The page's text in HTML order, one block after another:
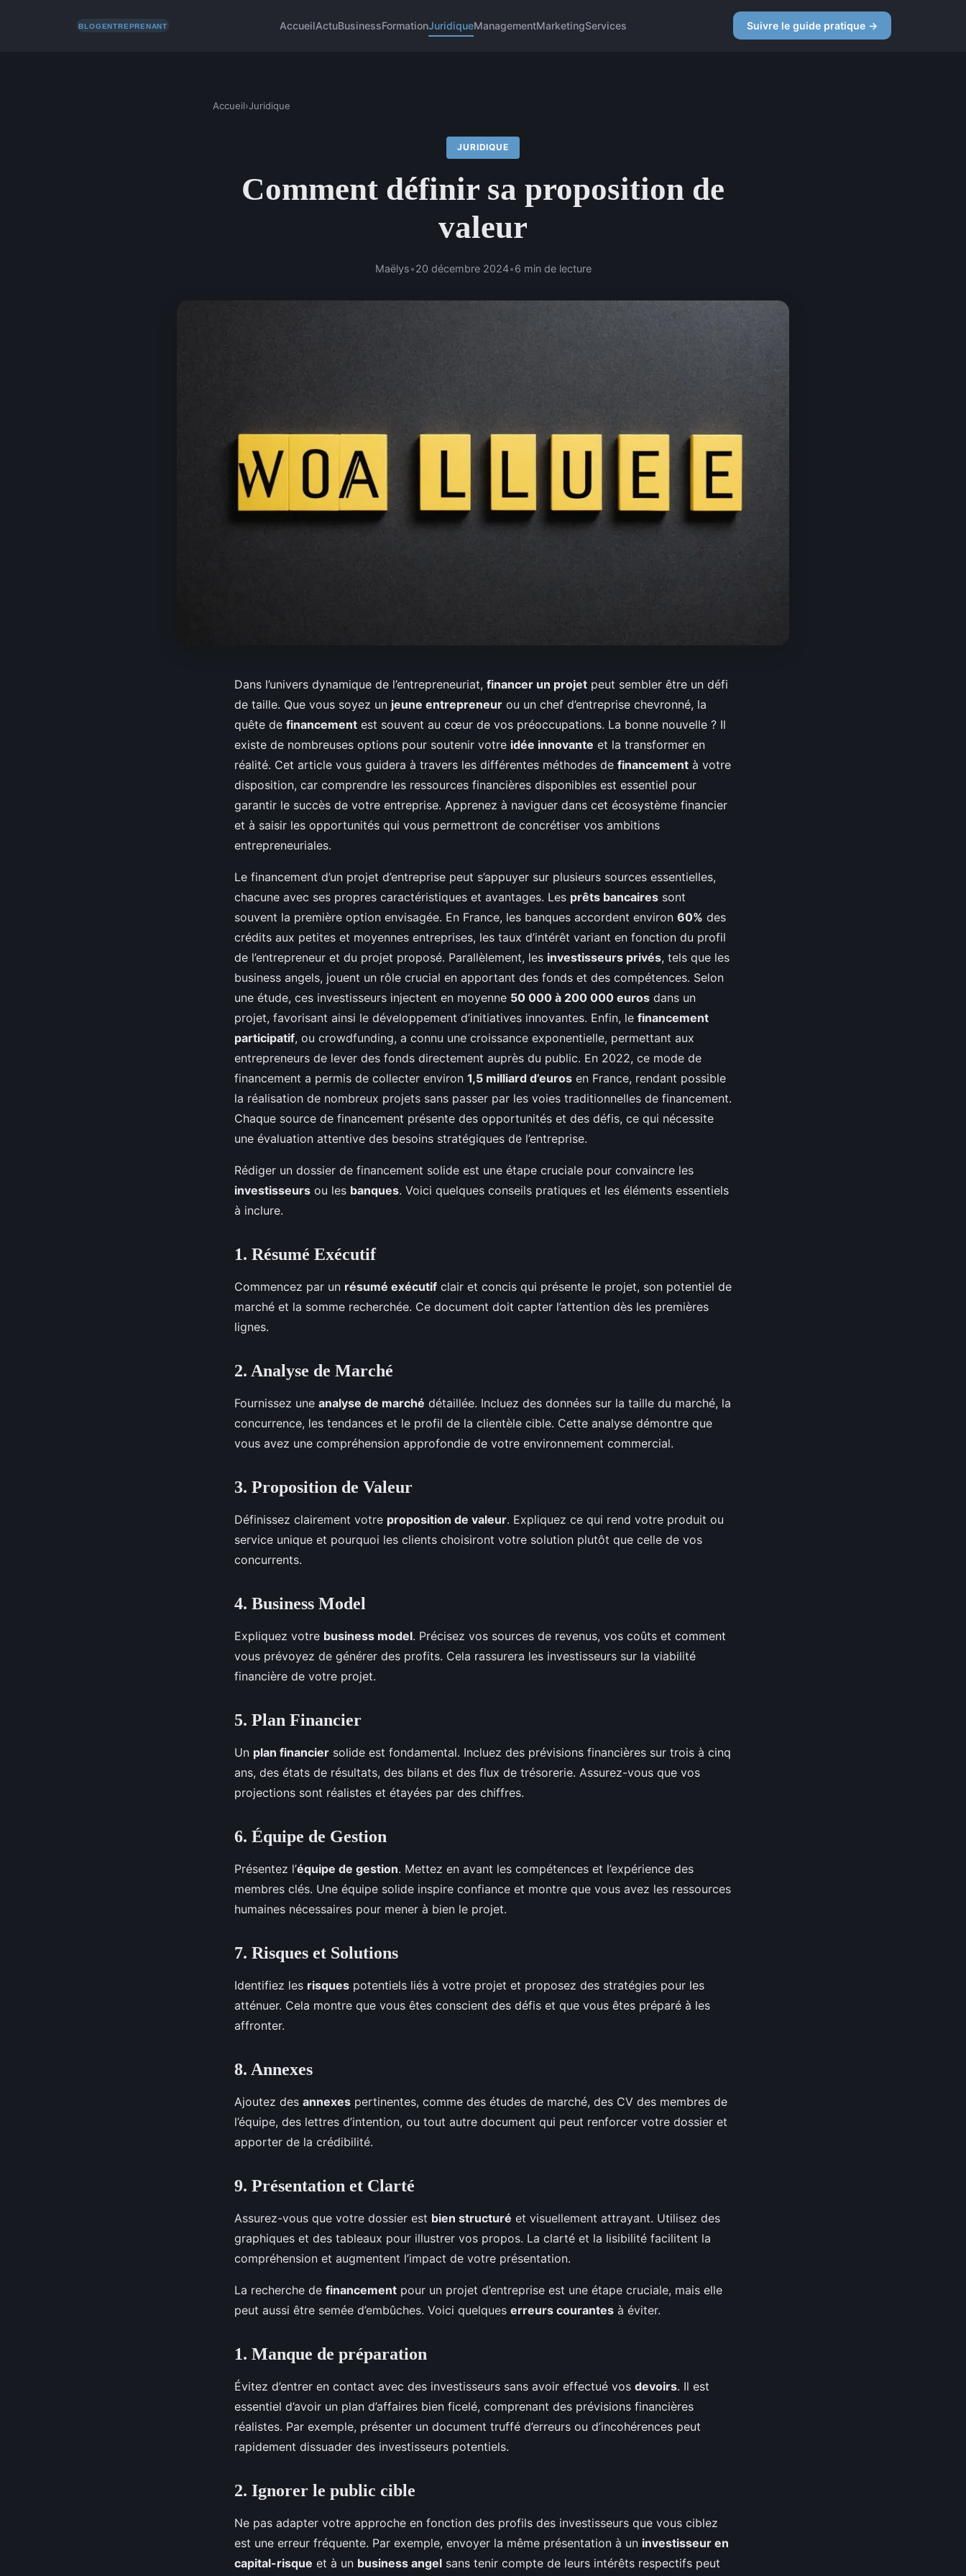
AccueilActuBusinessFormationJuridiqueManagementMarketingServices Suivre le guide pratique →
Accueil›Juridique
JURIDIQUE
Comment définir sa proposition de
valeur
Maëlys•20 décembre 2024•6 min de lecture
Dans l’univers dynamique de l’entrepreneuriat, financer un projet peut sembler être un défi
de taille. Que vous soyez un jeune entrepreneur ou un chef d’entreprise chevronné, la
quête de financement est souvent au cœur de vos préoccupations. La bonne nouvelle ? Il
existe de nombreuses options pour soutenir votre idée innovante et la transformer en
réalité. Cet article vous guidera à travers les différentes méthodes de financement à votre
disposition, car comprendre les ressources financières disponibles est essentiel pour
garantir le succès de votre entreprise. Apprenez à naviguer dans cet écosystème financier
et à saisir les opportunités qui vous permettront de concrétiser vos ambitions
entrepreneuriales.
Le financement d’un projet d’entreprise peut s’appuyer sur plusieurs sources essentielles,
chacune avec ses propres caractéristiques et avantages. Les prêts bancaires sont
souvent la première option envisagée. En France, les banques accordent environ 60% des
crédits aux petites et moyennes entreprises, les taux d’intérêt variant en fonction du profil
de l’entrepreneur et du projet proposé. Parallèlement, les investisseurs privés, tels que les
business angels, jouent un rôle crucial en apportant des fonds et des compétences. Selon
une étude, ces investisseurs injectent en moyenne 50 000 à 200 000 euros dans un
projet, favorisant ainsi le développement d’initiatives innovantes. Enfin, le financement
participatif, ou crowdfunding, a connu une croissance exponentielle, permettant aux
entrepreneurs de lever des fonds directement auprès du public. En 2022, ce mode de
financement a permis de collecter environ 1,5 milliard d’euros en France, rendant possible
la réalisation de nombreux projets sans passer par les voies traditionnelles de financement.
Chaque source de financement présente des opportunités et des défis, ce qui nécessite
une évaluation attentive des besoins stratégiques de l’entreprise.
Rédiger un dossier de financement solide est une étape cruciale pour convaincre les
investisseurs ou les banques. Voici quelques conseils pratiques et les éléments essentiels
à inclure.
1. Résumé Exécutif
Commencez par un résumé exécutif clair et concis qui présente le projet, son potentiel de
marché et la somme recherchée. Ce document doit capter l’attention dès les premières
lignes.
2. Analyse de Marché
Fournissez une analyse de marché détaillée. Incluez des données sur la taille du marché, la
concurrence, les tendances et le profil de la clientèle cible. Cette analyse démontre que
vous avez une compréhension approfondie de votre environnement commercial.
3. Proposition de Valeur
Définissez clairement votre proposition de valeur. Expliquez ce qui rend votre produit ou
service unique et pourquoi les clients choisiront votre solution plutôt que celle de vos
concurrents.
4. Business Model
Expliquez votre business model. Précisez vos sources de revenus, vos coûts et comment
vous prévoyez de générer des profits. Cela rassurera les investisseurs sur la viabilité
financière de votre projet.
5. Plan Financier
Un plan financier solide est fondamental. Incluez des prévisions financières sur trois à cinq
ans, des états de résultats, des bilans et des flux de trésorerie. Assurez-vous que vos
projections sont réalistes et étayées par des chiffres.
6. Équipe de Gestion
Présentez l’équipe de gestion. Mettez en avant les compétences et l’expérience des
membres clés. Une équipe solide inspire confiance et montre que vous avez les ressources
humaines nécessaires pour mener à bien le projet.
7. Risques et Solutions
Identifiez les risques potentiels liés à votre projet et proposez des stratégies pour les
atténuer. Cela montre que vous êtes conscient des défis et que vous êtes préparé à les
affronter.
8. Annexes
Ajoutez des annexes pertinentes, comme des études de marché, des CV des membres de
l’équipe, des lettres d’intention, ou tout autre document qui peut renforcer votre dossier et
apporter de la crédibilité.
9. Présentation et Clarté
Assurez-vous que votre dossier est bien structuré et visuellement attrayant. Utilisez des
graphiques et des tableaux pour illustrer vos propos. La clarté et la lisibilité facilitent la
compréhension et augmentent l’impact de votre présentation.
La recherche de financement pour un projet d’entreprise est une étape cruciale, mais elle
peut aussi être semée d’embûches. Voici quelques erreurs courantes à éviter.
1. Manque de préparation
Évitez d’entrer en contact avec des investisseurs sans avoir effectué vos devoirs. Il est
essentiel d’avoir un plan d’affaires bien ficelé, comprenant des prévisions financières
réalistes. Par exemple, présenter un document truffé d’erreurs ou d’incohérences peut
rapidement dissuader des investisseurs potentiels.
2. Ignorer le public cible
Ne pas adapter votre approche en fonction des profils des investisseurs que vous ciblez
est une erreur fréquente. Par exemple, envoyer la même présentation à un investisseur en
capital-risque et à un business angel sans tenir compte de leurs intérêts respectifs peut